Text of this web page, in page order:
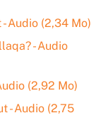
Audio (2,34 Mo)
- Audio
(2,92 Mo)
- Audio (2,75